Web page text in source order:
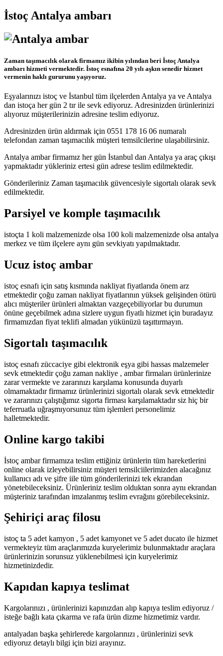
İstoç Antalya ambarı
Zaman taşımacılık olarak firmamız ikibin yılından beri İstoç Antalya
ambarı hizmeti vermektedir. İstoç esnafına 20 yılı aşkın senedir hizmet
vermenin haklı gururunu yaşıyoruz.
Eşyalarınızı istoç ve İstanbul tüm ilçelerden Antalya ya ve Antalya
dan istoça her gün 2 tır ile sevk ediyoruz. Adresinizden ürünlerinizi
alıyoruz müşterilerinizin adresine teslim ediyoruz.
Adresinizden ürün aldırmak için 0551 178 16 06 numaralı
telefondan zaman taşımacılık müşteri temsilcilerine ulaşabilirsiniz.
Antalya ambar firmamız her gün İstanbul dan Antalya ya araç çıkışı
yapmaktadır yükleriniz ertesi gün adrese teslim edilmektedir.
Gönderileriniz Zaman taşımacılık güvencesiyle sigortalı olarak sevk
edilmektedir.
Parsiyel ve komple taşımacılık
istoçta 1 koli malzemenizde olsa 100 koli malzemenizde olsa antalya
merkez ve tüm ilçelere aynı gün sevkiyatı yapılmaktadır.
Ucuz istoç ambar
istoç esnafı için satış kısmında nakliyat fiyatlarıda önem arz
etmektedir çoğu zaman nakliyat fiyatlarının yüksek gelişinden ötürü
alıcı müşteriler ürünleri almaktan vazgeçebiliyorlar bu durumun
önüne geçebilmek adına sizlere uygun fiyatlı hizmet için buradayız
firmamızdan fiyat teklifi almadan yükünüzü taşıttırmayın.
Sigortalı taşımacılık
istoç esnafı züccaciye gibi elektronik eşya gibi hassas malzemeler
sevk etmektedir çoğu zaman nakliye , ambar firmaları ürünlerinize
zarar vermekte ve zararınızı karşılama konusunda duyarlı
olmamaktadır firmamız ürünlerinizi sigortalı olarak sevk etmektedir
ve zararınızı çalıştığımız sigorta firması karşılamaktadır siz hiç bir
teferruatla uğraşmıyorsunuz tüm işlemleri personelimiz
halletmektedir.
Online kargo takibi
İstoç ambar firmamıza teslim ettiğiniz ürünlerin tüm hareketlerini
online olarak izleyebilirsiniz müşteri temsilciilerimizden alacağınız
kullanıcı adı ve şifre iile tüm gönderilerinizi tek ekrandan
yönetebileceksiniz. Ürünleriniz teslim olduktan sonra aynı ekrandan
müşteriniz tarafından imzalanmış teslim evrağını görebileceksiniz.
Şehiriçi araç filosu
istoç ta 5 adet kamyon , 5 adet kamyonet ve 5 adet ducato ile hizmet
vermekteyiz tüm araçlarımızda kuryelerimiz bulunmaktadır araçlara
ürünlerinizin sorunsuz yüklenebilmesi için kuryelerimiz
hizmetinizdedir.
Kapıdan kapıya teslimat
Kargolarınızı , ürünlerinizi kapınızdan alıp kapıya teslim ediyoruz /
isteğe bağlı kata çıkarma ve rafa ürün dizme hizmetimiz vardır.
antalyadan başka şehirlerede kargolarınızı , ürünlerinizi sevk
ediyoruz detaylı bilgi için bizi arayınız.